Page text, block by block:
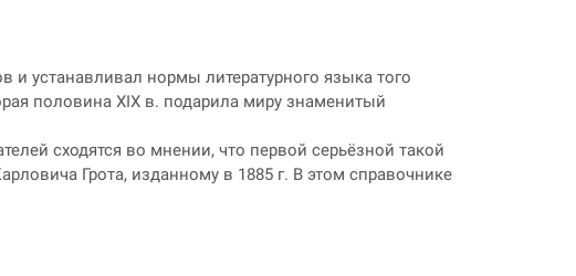
устанавливал нормы литературного языка того
половина XIX в. подарила миру знаменитый
сходятся во мнении, что первой серьёзной такой
Грота, изданному в 1885 г. В этом справочнике